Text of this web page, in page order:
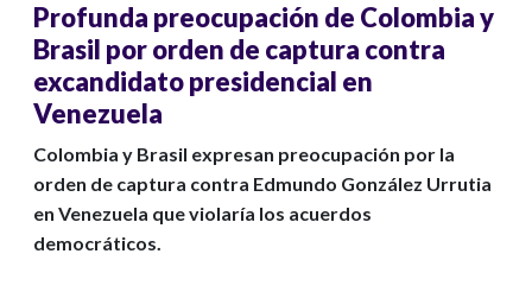
Profunda preocupación de Colombia y
Brasil por orden de captura contra
excandidato presidencial en
Venezuela
Colombia y Brasil expresan preocupación por la
orden de captura contra Edmundo González Urrutia
en Venezuela que violaría los acuerdos
democráticos.